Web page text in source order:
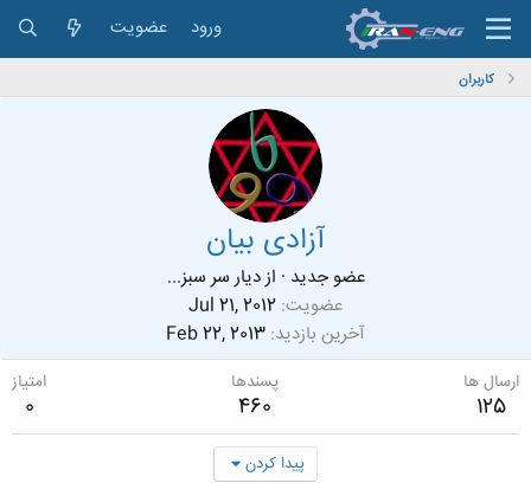
ورود عضویت
کاربران
آزادی بیان
عضو جدید · ازدیار سر سبز...
عضویت Jul 21, 2012
آخرین بازدید Feb 22, 2013
ارسال ها
125
پسندها
460
امتیاز
0
پیدا کردن